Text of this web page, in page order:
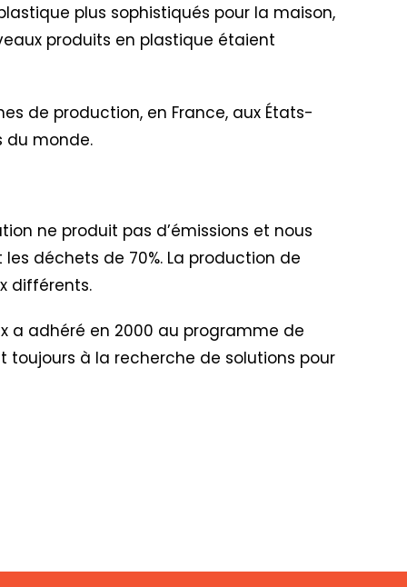
plus sophistiqués pour la maison,
produits en plastique étaient
de production, en France, aux États-
du monde.
ne produit pas d’émissions et nous
déchets de 70%. La production de
différents.
a adhéré en 2000 au programme de
toujours à la recherche de solutions pour